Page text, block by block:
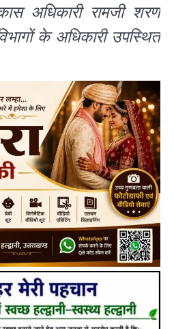
अधिकारी रामजी शरण
के अधिकारी उपस्थित